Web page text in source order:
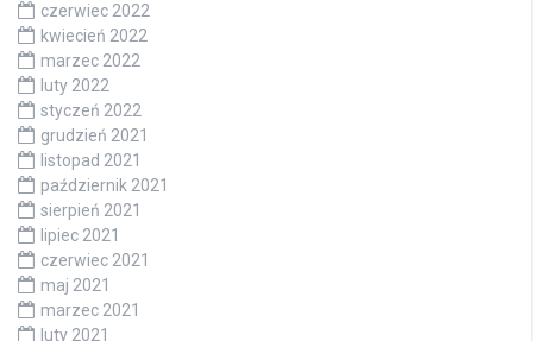
czerwiec 2022
kwiecień 2022
marzec 2022
luty 2022
styczeń 2022
grudzień 2021
listopad 2021
październik 2021
sierpień 2021
lipiec 2021
czerwiec 2021
maj 2021
marzec 2021
luty 2021